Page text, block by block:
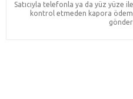
Satıcıyla telefonla ya da yüz yüze
kontrol etmeden kapora